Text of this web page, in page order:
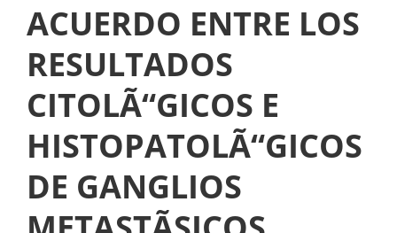
M
E
N
T
A
D
O
ACUERDO ENTRE LOS
RESULTADOS
CITOLÃ“GICOS E
HISTOPATOLÃ“GICOS
DE GANGLIOS